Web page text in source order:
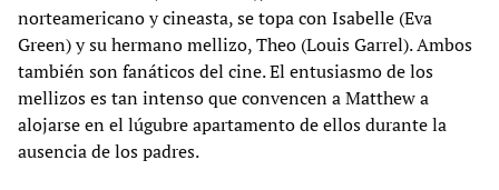
norteamericano y cineasta, se topa con Isabelle (Eva
Green) y su hermano mellizo, Theo (Louis Garrel). Ambos
también son fanáticos del cine. El entusiasmo de los
mellizos es tan intenso que convencen a Matthew a
alojarse en el lúgubre apartamento de ellos durante la
ausencia de los padres.